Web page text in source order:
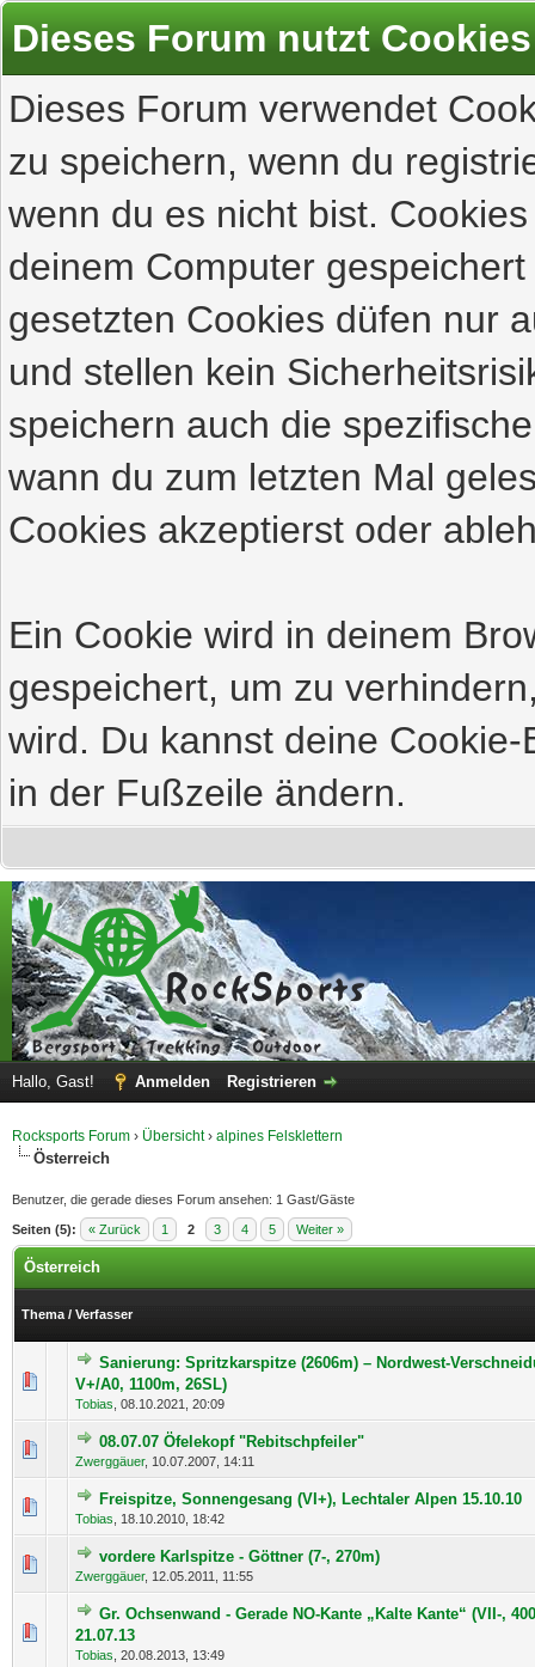
Dieses Forum nutzt Cookies
Dieses Forum verwendet
zu speichern, wenn du
wenn du es nicht bist.
deinem Computer
gesetzten Cookies düfen nur
und stellen kein
speichern auch die
wann du zum letzten Mal
Cookies akzeptierst oder
Ein Cookie wird in deinem
gespeichert, um zu
wird. Du kannst deine
in der Fußzeile ändern.
Hallo, Gast! Anmelden Registrieren
Rocksports Forum › Übersicht› alpines Felsklettern
Österreich
Benutzer, die gerade dieses Forum ansehen: 1 Gast/Gäste
Seiten (5): « Zurück 1 2 3 4 5 Weiter »
Österreich
Thema / Verfasser
Sanierung: Spritzkarspitze (2606m) – Nordwest-
V+/A0, 1100m, 26SL)
Tobias 08.10.2021, 20:09
0 Bewertung(en) - 0 von 5 durchschnittlich
08.07.07 Öfelekopf "Rebitschpfeiler"
Zwerggäuer, 10.07.2007, 14:11
0 Bewertung(en) - 0 von 5 durchschnittlich
12345
Freispitze, Sonnengesang (VI+), Lechtaler Alpen 15.10.10
Tobias 18.10.2010, 18:42
0 Bewertung(en) - 0 von 5 durchschnittlich
12345
vordere Karlspitze - Göttner (7-, 270m)
Zwerggäuer, 12.05.2011, 11:55
0 Bewertung(en) - 0 von 5 durchschnittlich
12345
Gr. Ochsenwand - Gerade NO-Kante „Kalte Kante“ (VII-,
21.07.13
Tobias 20.08.2013, 13:49
0 Bewertung(en) - 0 von 5 durchschnittlich